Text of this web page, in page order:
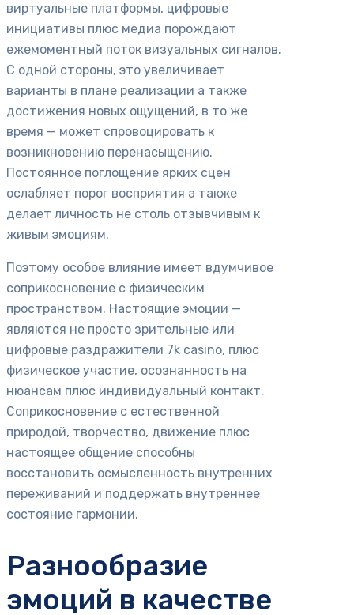
виртуальные платформы, цифровые
инициативы плюс медиа порождают
ежемоментный поток визуальных сигналов.
С одной стороны, это увеличивает
варианты в плане реализации а также
достижения новых ощущений, в то же
время — может спровоцировать к
возникновению перенасыщению.
Постоянное поглощение ярких сцен
ослабляет порог восприятия а также
делает личность не столь отзывчивым к
живым эмоциям.
Поэтому особое влияние имеет вдумчивое
соприкосновение с физическим
пространством. Настоящие эмоции —
являются не просто зрительные или
цифровые раздражители 7k casino, плюс
физическое участие, осознанность на
нюансам плюс индивидуальный контакт.
Соприкосновение с естественной
природой, творчество, движение плюс
настоящее общение способны
восстановить осмысленность внутренних
переживаний и поддержать внутреннее
состояние гармонии.
Разнообразие
эмоций в качестве